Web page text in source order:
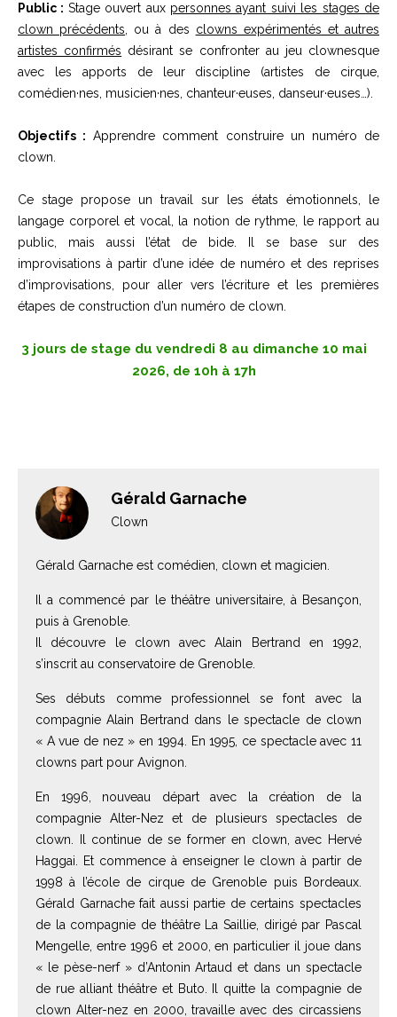
Public : Stage ouvert aux personnes ayant suivi les stages de
clown précédents , ou à des clowns expérimentés et autres
artistes confirmés désirant se confronter au jeu clownesque
avec les apports de leur discipline (artistes de cirque,
comédien·nes, musicien·nes, chanteur·euses, danseur·euses…).
Objectifs : Apprendre comment construire un numéro de
clown.
Ce stage propose un travail sur les états émotionnels, le
langage corporel et vocal, la notion de rythme, le rapport au
public, mais aussi l’état de bide. Il se base sur des
improvisations à partir d’une idée de numéro et des reprises
d’improvisations, pour aller vers l’écriture et les premières
étapes de construction d’un numéro de clown.
3 jours de stage du vendredi 8 au dimanche 10 mai
2026, de 10h à 17h
Gérald Garnache
Clown
Gérald Garnache est comédien, clown et magicien.
Il a commencé par le théâtre universitaire, à Besançon,
puis à Grenoble.
Il découvre le clown avec Alain Bertrand en 1992,
s’inscrit au conservatoire de Grenoble.
Ses débuts comme professionnel se font avec la
compagnie Alain Bertrand dans le spectacle de clown
« A vue de nez » en 1994. En 1995, ce spectacle avec 11
clowns part pour Avignon.
En 1996, nouveau départ avec la création de la
compagnie Alter-Nez et de plusieurs spectacles de
clown. Il continue de se former en clown, avec Hervé
Haggai. Et commence à enseigner le clown à partir de
1998 à l’école de cirque de Grenoble puis Bordeaux.
Gérald Garnache fait aussi partie de certains spectacles
de la compagnie de théâtre La Saillie, dirigé par Pascal
Mengelle, entre 1996 et 2000, en particulier il joue dans
« le pèse-nerf » d’Antonin Artaud et dans un spectacle
de rue alliant théâtre et Buto. Il quitte la compagnie de
clown Alter-nez en 2000, travaille avec des circassiens